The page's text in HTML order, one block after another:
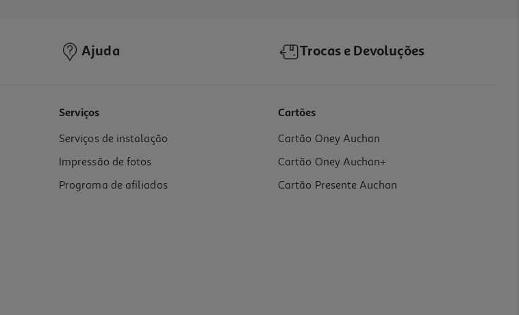
Ajuda Trocas e Devoluções
Serviços
Serviços de instalação
Impressão de fotos
Programa de afiliados
Cartões
Cartão Oney Auchan
Cartão Oney Auchan+
Cartão Presente Auchan